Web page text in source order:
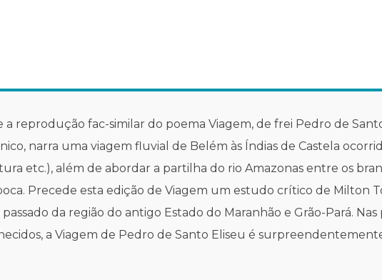
a reprodução fac-similar do poema Viagem, de frei Pedro de
narra uma viagem fluvial de Belém às Índias de Castela
etc.), além de abordar a partilha do rio Amazonas entre os
Precede esta edição de Viagem um estudo crítico de Milton
da região do antigo Estado do Maranhão e Grão-Pará.
a Viagem de Pedro de Santo Eliseu é